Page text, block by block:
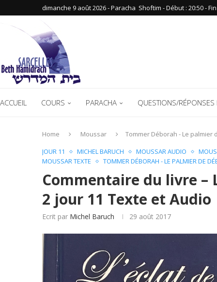
dimanche 9 août 2026 - Paracha ‪ Shoftim‬ - Début : 20:50‬ - Fin
ACCUEIL COURS PARACHA QUESTIONS/RÉPONSES
Home Moussar Tommer Déborah - Le palmier
JOUR 11
MICHEL BARUCH MOUSSAR AUDIO
MOUSSAR TEXTE
TOMMER DÉBORAH - LE PALMIER DE
Commentaire du livre –
2 jour 11 Texte et Audio
Ecrit par Michel Baruch 29 août 2017